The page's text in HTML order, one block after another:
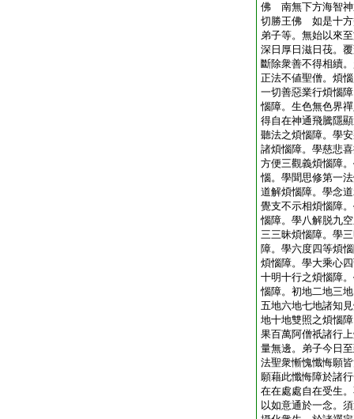
佛 南無下方海智
切勝王佛 如是十方
弟子等。無始以來
深日厚日滋日茷。
斷除衆善不得相續
正法不値聖僧。煩
一切善惡業行煩惱
惱障。生色無色界
得自在神通飛騰隱
聽法之煩惱障。學
諸煩惱障。學慈悲
方便三觀義煩惱障
惱。學聞思修第一
道解煩惱障。學念
覺支不示相煩惱障
惱障。學八解脱九
三三昧煩惱障。學
障。學六度四等煩
煩惱障。學大乘心
十明十行之煩惱障
惱障。初地二地三
五地六地七地諸知
地十地雙照之煩惱
果百萬阿僧祇諸行
量無邊。弟子今日
法聖衆慚愧懺悔願
願藉此懺悔障於諸
在在處處自在受生
以如意通於一念。